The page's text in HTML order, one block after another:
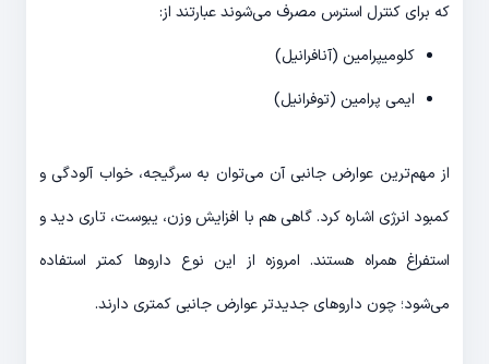
که برای کنترل استرس مصرف می‌شوند عبارتند از:
کلومیپرامین (آنافرانیل)
ایمی پرامین (توفرانیل)
از مهم‌ترین عوارض جانبی آن می‌توان به سرگیجه، خواب آلودگی و
کمبود انرژی اشاره کرد. گاهی هم با افزایش وزن، یبوست، تاری دید و
استفراغ همراه هستند. امروزه از این نوع داروها کمتر استفاده
می‌شود؛ چون داروهای جدیدتر عوارض جانبی کمتری دارند.